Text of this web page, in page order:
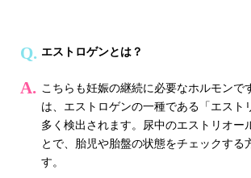
エストロゲンとは？
こちらも妊娠の継続に必要なホルモンで
は、エストロゲンの一種である「エスト
多く検出されます。尿中のエストリオー
とで、胎児や胎盤の状態をチェックする
す。